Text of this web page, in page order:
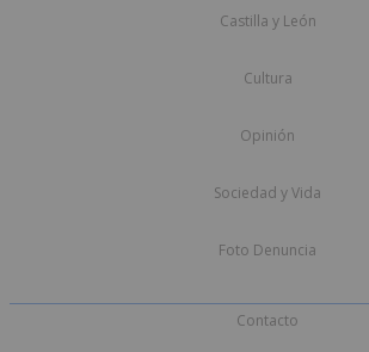
Castilla y León
Cultura
Opinión
Sociedad y Vida
Foto Denuncia
Contacto